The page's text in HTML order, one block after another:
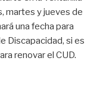
martes y jueves de
una fecha para
Discapacidad, si es
renovar el CUD.